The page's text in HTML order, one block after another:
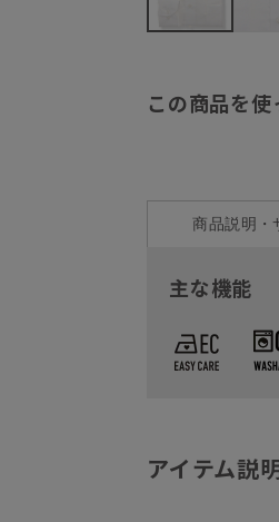
この商品を
商品説明・
主な機能
アイテム説